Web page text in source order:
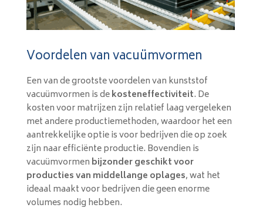
Voordelen van vacuümvormen
Een van de grootste voordelen van kunststof
vacuümvormen is dekosteneffectiviteit. De
kosten voor matrijzen zijn relatief laag vergeleken
met andere productiemethoden, waardoor het een
aantrekkelijke optie is voor bedrijven die op zoek
zijn naar efficiënte productie. Bovendien is
vacuümvormen bijzonder geschikt voor
producties van middellange oplages, wat het
ideaal maakt voor bedrijven die geen enorme
volumes nodig hebben.